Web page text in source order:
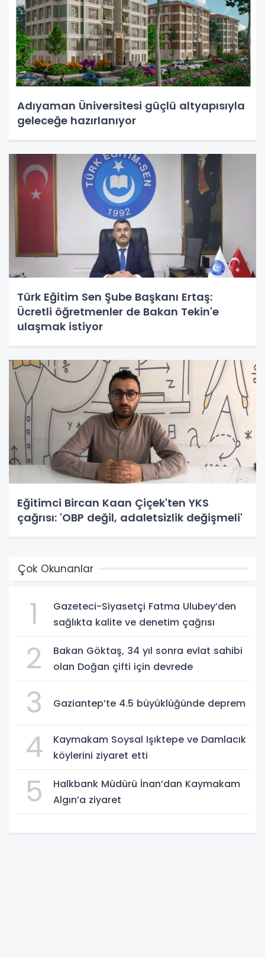
Adıyaman Üniversitesi güçlü altyapısıyla
geleceğe hazırlanıyor
Türk Eğitim Sen Şube Başkanı Ertaş:
Ücretli öğretmenler de Bakan Tekin'e
ulaşmak istiyor
Eğitimci Bircan Kaan Çiçek'ten YKS
çağrısı: 'OBP değil, adaletsizlik değişmeli'
Çok Okunanlar
1
Gazeteci-Siyasetçi Fatma Ulubey’den
sağlıkta kalite ve denetim çağrısı
2
Bakan Göktaş, 34 yıl sonra evlat sahibi
olan Doğan çifti için devrede
3 Gaziantep’te 4.5 büyüklüğünde deprem
4
Kaymakam Soysal Işıktepe ve Damlacık
köylerini ziyaret etti
5
Halkbank Müdürü İnan’dan Kaymakam
Algın’a ziyaret